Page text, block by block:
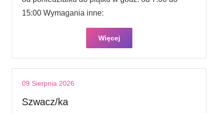
15:00 Wymagania inne:
Więcej
09 Sierpnia 2026
Szwacz/ka